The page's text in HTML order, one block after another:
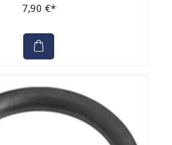
7,90 €*